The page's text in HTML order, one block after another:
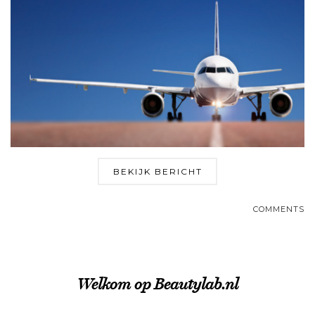
BEKIJK BERICHT
COMMENTS
Welkom op Beautylab.nl